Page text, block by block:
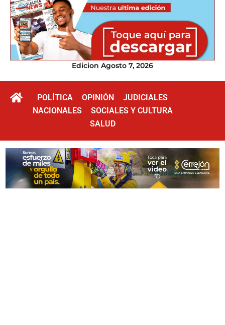
Edicion Agosto 7, 2026
POLÍTICA OPINIÓN
JUDICIALES
NACIONALES
SOCIALES Y CULTURA
SALUD